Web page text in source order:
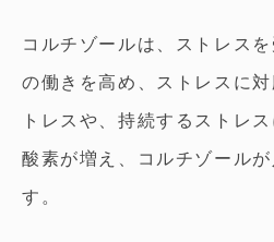
コルチゾールは、ストレス
の働きを高め、ストレスに
トレスや、持続するストレ
酸素が増え、コルチゾール
す。